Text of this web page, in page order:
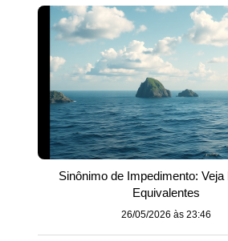
Sinônimo de Impedimento: Veja
Equivalentes
26/05/2026 às 23:46